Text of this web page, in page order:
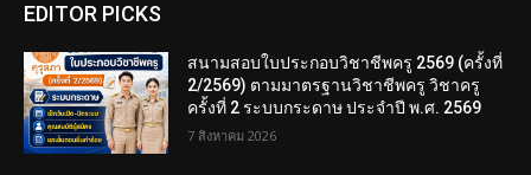
EDITOR PICKS
สนามสอบใบประกอบวิชาชีพครู 2569 (ครั้งที่
2/2569) ตามมาตรฐานวิชาชีพครู วิชาครู
ครั้งที่ 2 ระบบกระดาษ ประจำปี พ.ศ. 2569
7 สิงหาคม 2026